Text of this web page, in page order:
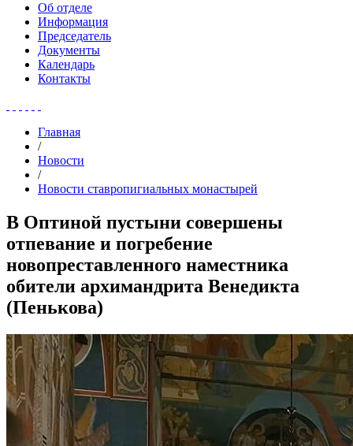
Об отделе
Информация
Председатель
Документы
Календарь
Контакты
Главная
/
Новости
/
Новости ставропигиальных монастырей
В Оптиной пустыни совершены
отпевание и погребение
новопреставленного наместника
обители архимандрита Венедикта
(Пенькова)